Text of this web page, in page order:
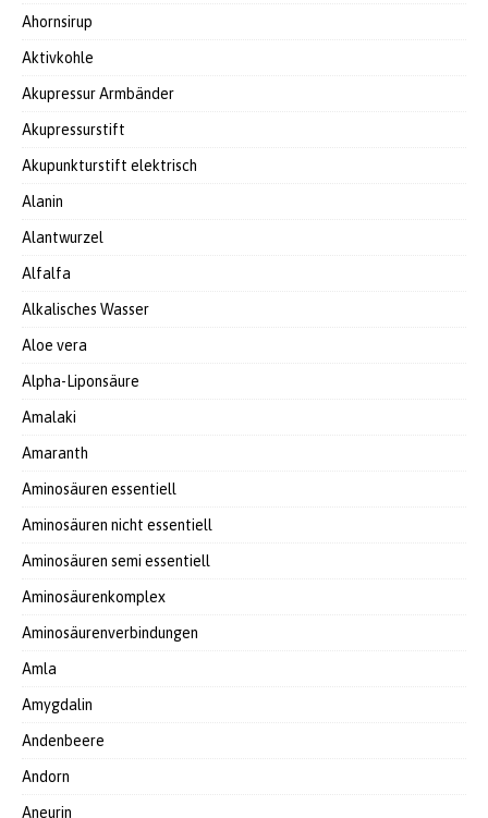
Ahornsirup
Aktivkohle
Akupressur Armbänder
Akupressurstift
Akupunkturstift elektrisch
Alanin
Alantwurzel
Alfalfa
Alkalisches Wasser
Aloe vera
Alpha-Liponsäure
Amalaki
Amaranth
Aminosäuren essentiell
Aminosäuren nicht essentiell
Aminosäuren semi essentiell
Aminosäurenkomplex
Aminosäurenverbindungen
Amla
Amygdalin
Andenbeere
Andorn
Aneurin